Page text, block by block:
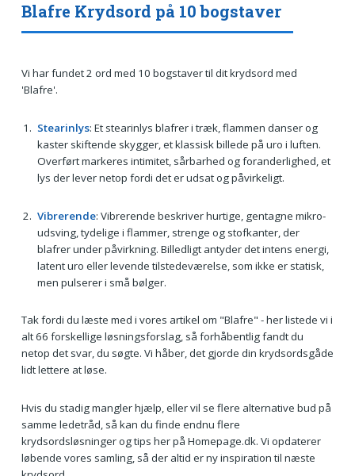
Blafre Krydsord på 10 bogstaver
Vi har fundet 2 ord med 10 bogstaver til dit krydsord med
'Blafre'.
Stearinlys: Et stearinlys blafrer i træk, flammen danser og
kaster skiftende skygger, et klassisk billede på uro i luften.
Overført markeres intimitet, sårbarhed og foranderlighed, et
lys der lever netop fordi det er udsat og påvirkeligt.
Vibrerende: Vibrerende beskriver hurtige, gentagne mikro-
udsving, tydelige i flammer, strenge og stofkanter, der
blafrer under påvirkning. Billedligt antyder det intens energi,
latent uro eller levende tilstedeværelse, som ikke er statisk,
men pulserer i små bølger.
Tak fordi du læste med i vores artikel om "Blafre" - her listede vi i
alt 66 forskellige løsningsforslag, så forhåbentlig fandt du
netop det svar, du søgte. Vi håber, det gjorde din krydsordsgåde
lidt lettere at løse.
Hvis du stadig mangler hjælp, eller vil se flere alternative bud på
samme ledetråd, så kan du finde endnu flere
krydsordsløsninger og tips her på Homepage.dk. Vi opdaterer
løbende vores samling, så der altid er ny inspiration til næste